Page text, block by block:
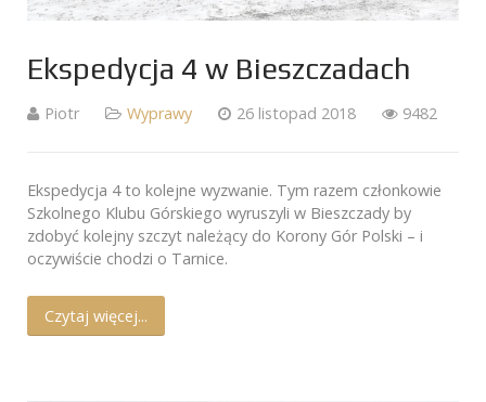
Ekspedycja 4 w Bieszczadach
Piotr Wyprawy 26 listopad 2018 9482
Ekspedycja 4 to kolejne wyzwanie. Tym razem członkowie
Szkolnego Klubu Górskiego wyruszyli w Bieszczady by
zdobyć kolejny szczyt należący do Korony Gór Polski – i
oczywiście chodzi o Tarnice.
Czytaj więcej...